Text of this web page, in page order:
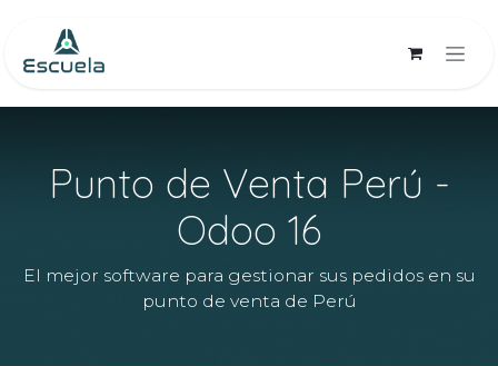
Punto de Venta Perú -
Odoo 16
El mejor software para gestionar sus pedidos en su
punto de venta de Perú